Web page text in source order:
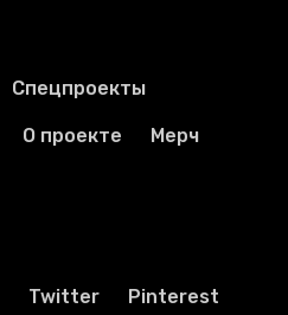
Спецпроекты
О проекте Мерч
Twitter Pinterest